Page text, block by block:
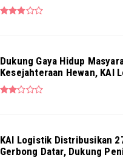
Dukung Gaya Hidup
Kesejahteraan Hewan, KAI
KAI Logistik Distribusikan
Gerbong Datar, Dukung